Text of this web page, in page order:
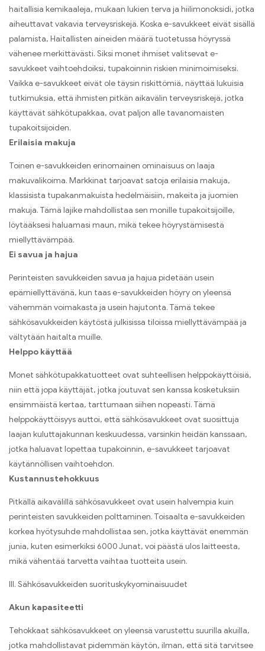
haitallisia kemikaaleja, mukaan lukien terva ja hiilimonoksidi, jotka
aiheuttavat vakavia terveysriskejä. Koska e-savukkeet eivät sisällä
palamista, Haitallisten aineiden määrä tuotetussa höyryssä
vähenee merkittävästi. Siksi monet ihmiset valitsevat e-
savukkeet vaihtoehdoiksi, tupakoinnin riskien minimoimiseksi.
Vaikka e-savukkeet eivät ole täysin riskittömiä, näyttää lukuisia
tutkimuksia, että ihmisten pitkän aikavälin terveysriskejä, jotka
käyttävät sähkötupakkaa, ovat paljon alle tavanomaisten
tupakoitsijoiden.
Erilaisia ​​makuja
Toinen e-savukkeiden erinomainen ominaisuus on laaja
makuvalikoima. Markkinat tarjoavat satoja erilaisia ​​makuja,
klassisista tupakanmakuista hedelmäisiin, makeita ja juomien
makuja. Tämä lajike mahdollistaa sen monille tupakoitsijoille,
löytääksesi haluamasi maun, mikä tekee höyrystämisestä
miellyttävämpää.
Ei savua ja hajua
Perinteisten savukkeiden savua ja hajua pidetään usein
epämiellyttävänä, kun taas e-savukkeiden höyry on yleensä
vähemmän voimakasta ja usein hajutonta. Tämä tekee
sähkösavukkeiden käytöstä julkisissa tiloissa miellyttävämpää ja
vältytään haitalta muille.
Helppo käyttää
Monet sähkötupakkatuotteet ovat suhteellisen helppokäyttöisiä,
niin että jopa käyttäjät, jotka joutuvat sen kanssa kosketuksiin
ensimmäistä kertaa, tarttumaan siihen nopeasti. Tämä
helppokäyttöisyys auttoi, että sähkösavukkeet ovat suosittuja
laajan kuluttajakunnan keskuudessa, varsinkin heidän kanssaan,
jotka haluavat lopettaa tupakoinnin, e-savukkeet tarjoavat
käytännöllisen vaihtoehdon.
Kustannustehokkuus
Pitkällä aikavälillä sähkösavukkeet ovat usein halvempia kuin
perinteisten savukkeiden polttaminen. Toisaalta e-savukkeiden
korkea hyötysuhde mahdollistaa sen, jotka käyttävät enemmän
junia, kuten esimerkiksi 6000 Junat, voi päästä ulos laitteesta,
mikä vähentää tarvetta vaihtaa tuotteita usein.
III. Sähkösavukkeiden suorituskykyominaisuudet
Akun kapasiteetti
Tehokkaat sähkösavukkeet on yleensä varustettu suurilla akuilla,
jotka mahdollistavat pidemmän käytön, ilman, että sitä tarvitsee